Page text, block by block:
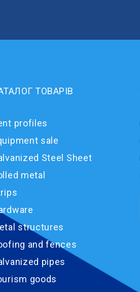
ТОВАРІВ
profiles
sale
Steel Sheet
metal
structures
and fences
pipes
goods